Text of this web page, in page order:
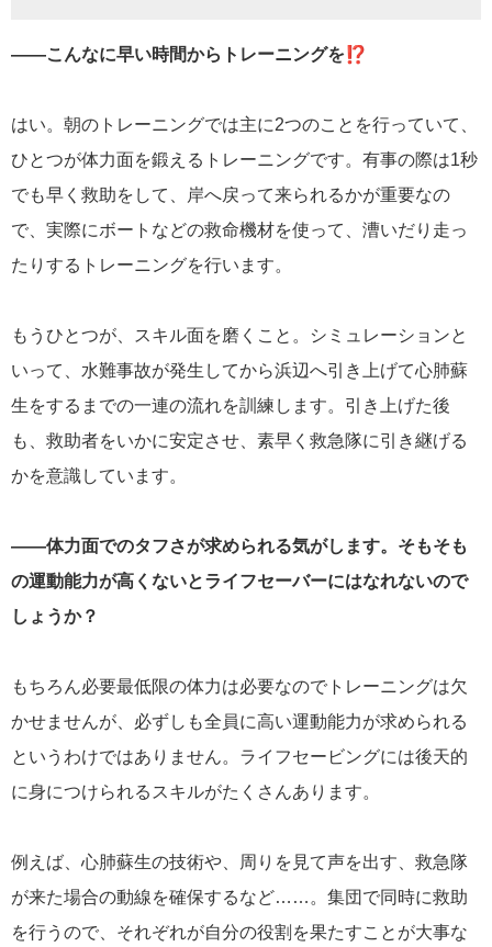
――こんなに早い時間からトレーニングを⁉
はい。朝のトレーニングでは主に2つのことを行っていて、
ひとつが体力面を鍛えるトレーニングです。有事の際は1秒
でも早く救助をして、岸へ戻って来られるかが重要なの
で、実際にボートなどの救命機材を使って、漕いだり走っ
たりするトレーニングを行います。
もうひとつが、スキル面を磨くこと。シミュレーションと
いって、水難事故が発生してから浜辺へ引き上げて心肺蘇
生をするまでの一連の流れを訓練します。引き上げた後
も、救助者をいかに安定させ、素早く救急隊に引き継げる
かを意識しています。
――体力面でのタフさが求められる気がします。そもそも
の運動能力が高くないとライフセーバーにはなれないので
しょうか？
もちろん必要最低限の体力は必要なのでトレーニングは欠
かせませんが、必ずしも全員に高い運動能力が求められる
というわけではありません。ライフセービングには後天的
に身につけられるスキルがたくさんあります。
例えば、心肺蘇生の技術や、周りを見て声を出す、救急隊
が来た場合の動線を確保するなど……。集団で同時に救助
を行うので、それぞれが自分の役割を果たすことが大事な